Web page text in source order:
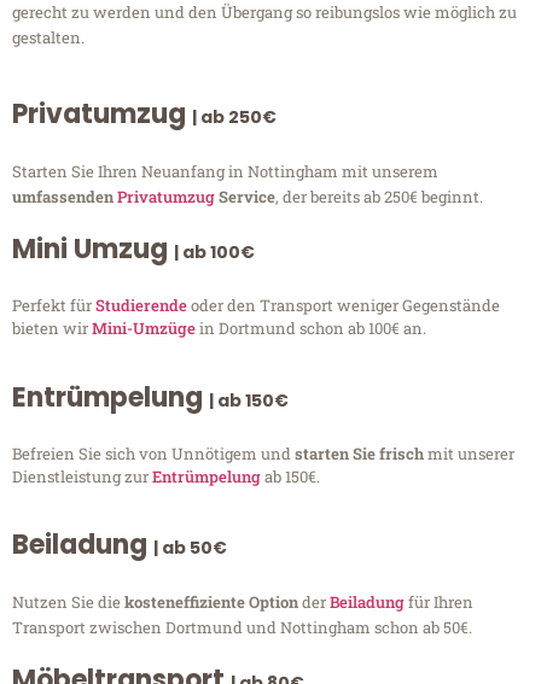
gerecht zu werden und den Übergang so reibungslos wie möglich zu
gestalten.
Privatumzug | ab 250€
Starten Sie Ihren Neuanfang in Nottingham mit unserem
umfassendenPrivatumzugService, der bereits ab 250€ beginnt.
Mini Umzug | ab 100€
Perfekt fürStudierendeoder den Transport weniger Gegenstände
bieten wirMini-Umzügein Dortmund schon ab 100€ an.
Entrümpelung | ab 150€
Befreien Sie sich von Unnötigem undstarten Sie frischmit unserer
Dienstleistung zurEntrümpelungab 150€.
Beiladung | ab 50€
Nutzen Sie diekosteneffiziente OptionderBeiladungfür Ihren
Transport zwischen Dortmund und Nottingham schon ab 50€.